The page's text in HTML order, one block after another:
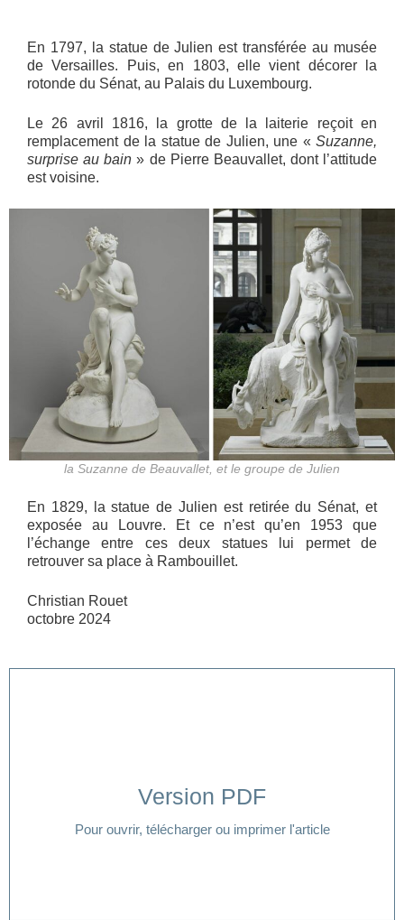
En 1797, la statue de Julien est transférée au musée
de Versailles. Puis, en 1803, elle vient décorer la
rotonde du Sénat, au Palais du Luxembourg.
Le 26 avril 1816, la grotte de la laiterie reçoit en
remplacement de la statue de Julien, une « Suzanne,
surprise au bain» de Pierre Beauvallet, dont l’attitude
est voisine.
la Suzanne de Beauvallet, et le groupe de Julien
En 1829, la statue de Julien est retirée du Sénat, et
exposée au Louvre. Et ce n’est qu’en 1953 que
l’échange entre ces deux statues lui permet de
retrouver sa place à Rambouillet.
Christian Rouet
octobre 2024
Version PDF
Pour ouvrir, télécharger ou imprimer l'article
Cliquer ici